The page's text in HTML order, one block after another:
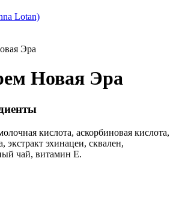
Lotan)
Эра
Новая Эра
кислота, аскорбиновая кислота,
экстракт эхинацеи, сквален,
чай, витамин Е.